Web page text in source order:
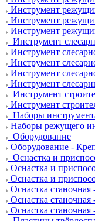
Инструмент
Инструмент
Инструмент
Инструмент
Инструмент
Инструмент
Инструмент
Инструмент
Инструмент
Инструмент
Наборы
Наборы режущего
Оборудование
Оборудование -
Оснастка и
Оснастка и
Оснастка и
Оснастка
Оснастка
Оснастка